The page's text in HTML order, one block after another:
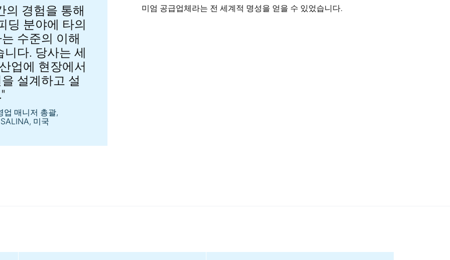
의 경험을 통해
딩 분야에 타의
수준의 이해
다. 당사는 세
업에 현장에서
설계하고 설
업 매니저 총괄,
미국
미엄 공급업체라는 전 세계적 명성을 얻을 수 있었습니다.